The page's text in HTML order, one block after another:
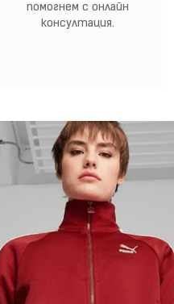
помогнем с онлайн
консултация.